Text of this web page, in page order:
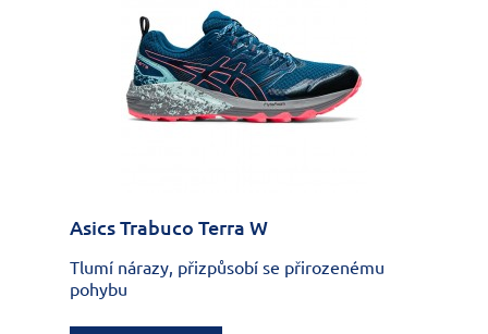
Asics Trabuco Terra W
Tlumí nárazy, přizpůsobí se přirozenému
pohybu